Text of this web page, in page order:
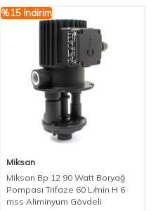
%15 İndirim
Miksan
Miksan Bp 12 90 Watt Boryağ
Pompası Trifaze 60 L/min H 6
mss Aliminyum Gövdeli